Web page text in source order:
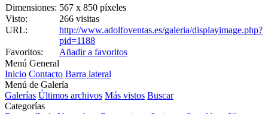
Dimensiones: 567 x 850 píxeles
Visto:
266 visitas
URL:
http://www.adolfoventas.es/galeria/displayimage.php?
pid=1188
Favoritos:
Añadir a favoritos
Menú General
Inicio Contacto Barra lateral
Menú de Galería
Galerías Últimos archivos Más vistos Buscar
Categorías